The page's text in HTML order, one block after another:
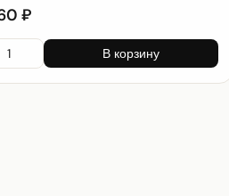
₽
В корзину